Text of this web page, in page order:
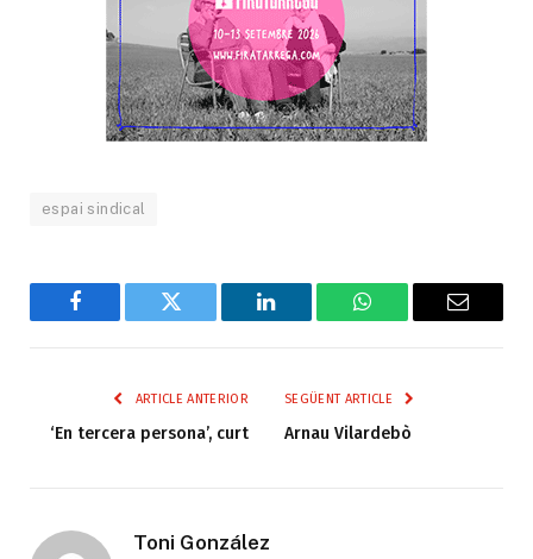
espai sindical
Facebook Twitter LinkedIn WhatsAppEmail
ARTICLE ANTERIOR
‘En tercera persona’, curt
SEGÜENT ARTICLE
Arnau Vilardebò
Toni González